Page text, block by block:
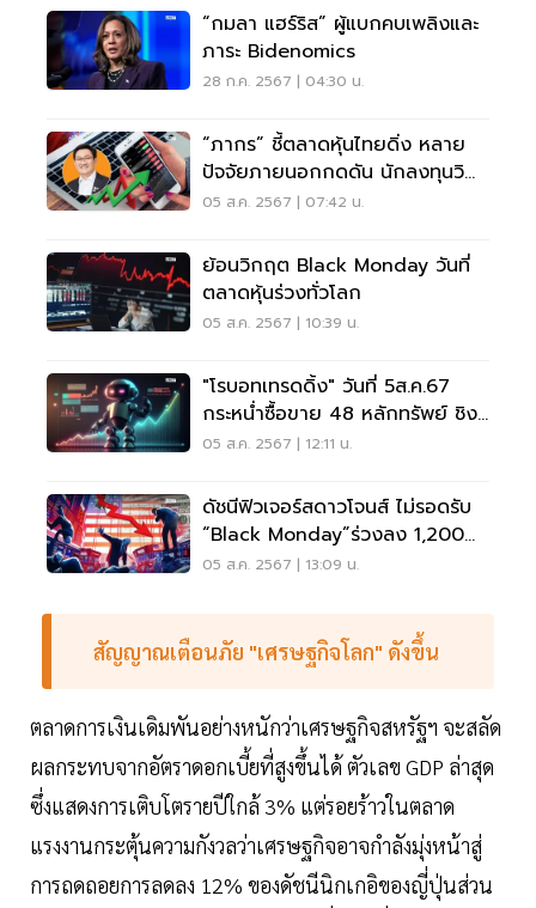
“กมลา แฮร์ริส” ผู้แบกคบเพลิงและ
ภาระ Bidenomics
28 ก.ค. 2567 | 04:30 น.
“ภากร” ชี้ตลาดหุ้นไทยดิ่ง หลาย
ปัจจัยภายนอกกดดัน นักลงทุนวิ
เคราะห์บจ.ให้ดี
05 ส.ค. 2567 | 07:42 น.
ย้อนวิกฤต Black Monday วันที่
ตลาดหุ้นร่วงทั่วโลก
05 ส.ค. 2567 | 10:39 น.
"โรบอทเทรดดิ้ง" วันที่ 5ส.ค.67
กระหน่ำซื้อขาย 48 หลักทรัพย์ ชิง
วอลุ่มตลาด 40%
05 ส.ค. 2567 | 12:11 น.
ดัชนีฟิวเจอร์สดาวโจนส์ ไม่รอดรับ
“Black Monday”ร่วงลง 1,200
จุด
05 ส.ค. 2567 | 13:09 น.
สัญญาณเตือนภัย "เศรษฐกิจโลก" ดังขึ้น
ตลาดการเงินเดิมพันอย่างหนักว่าเศรษฐกิจสหรัฐฯ จะสลัด
ผลกระทบจากอัตราดอกเบี้ยที่สูงขึ้นได้ ตัวเลข GDP ล่าสุด
ซึ่งแสดงการเติบโตรายปีใกล้ 3% แต่รอยร้าวในตลาด
แรงงานกระตุ้นความกังวลว่าเศรษฐกิจอาจกำลังมุ่งหน้าสู่
การถดถอยการลดลง 12% ของดัชนีนิกเกอิของญี่ปุ่นส่วน